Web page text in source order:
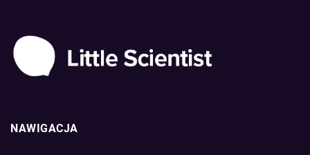
NAWIGACJA